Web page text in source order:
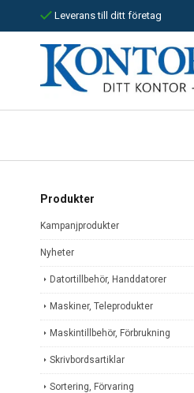
Leverans till ditt företag
Produkter
Kampanjprodukter
Nyheter
Datortillbehör, Handdatorer
Maskiner, Teleprodukter
Maskintillbehör, Förbrukning
Skrivbordsartiklar
Sortering, Förvaring